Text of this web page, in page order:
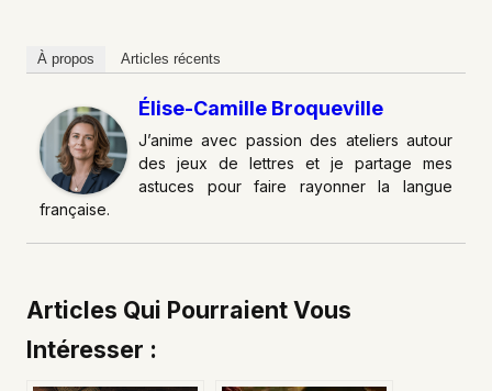
À propos Articles récents
Élise-Camille Broqueville
J’anime avec passion des ateliers autour
des jeux de lettres et je partage mes
astuces pour faire rayonner la langue
française.
Articles Qui Pourraient Vous
Intéresser :